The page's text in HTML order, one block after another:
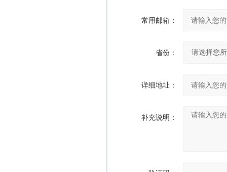
常用邮箱：
省份：
详细地址：
补充说明：